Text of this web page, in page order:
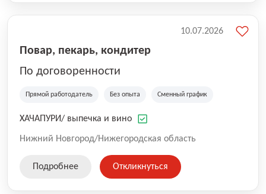
Повар, пекарь, кондитер
По договоренности
Прямой работодатель Без опыта Сменный график
ХАЧАПУРИ/ выпечка и вино
Нижний Новгород/Нижегородская область
10.07.2026
Подробнее Откликнуться